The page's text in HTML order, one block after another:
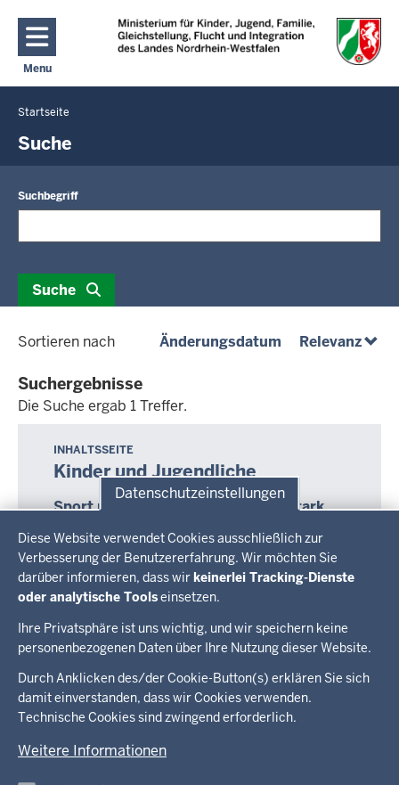
Datenschutzeinstellungen
Diese Website verwendet Cookies ausschließlich zur
Verbesserung der Benutzererfahrung. Wir möchten Sie
darüber informieren, dass wirkeinerlei Tracking-Dienste
oder analytische Toolseinsetzen.
Ihre Privatsphäre ist uns wichtig, und wir speichern keine
personenbezogenen Daten über Ihre Nutzung dieser Website.
Durch Anklicken des/der Cookie-Button(s) erklären Sie sich
damit einverstanden, dass wir Cookies verwenden.
Technische Cookies sind zwingend erforderlich.
Weitere Informationen
Direkt zum Inhalt
Menu
Navigation aktivieren/deaktivieren: Hauptmenü
Sie
befinden
Startseite
Suche
Suchbegriff
Suche
Sortieren nach Änderungsdatum (absteigend)
Relevanz
Suchergebnisse
Die Suche ergab 1 Treffer.
SucheINHALTSSEITE
Kinder und Jugendliche
Sport macht junge Menschen fit, stark
und selbstbewusst
Kinder und Jugendliche machen in kurzer Zeit
tiefgreifende Entwicklungen durch. Gleichzeitig
haben sie ein intensives Bedürfnis nach
Inhalte
Im Überblick
Inhalt
in
Menü